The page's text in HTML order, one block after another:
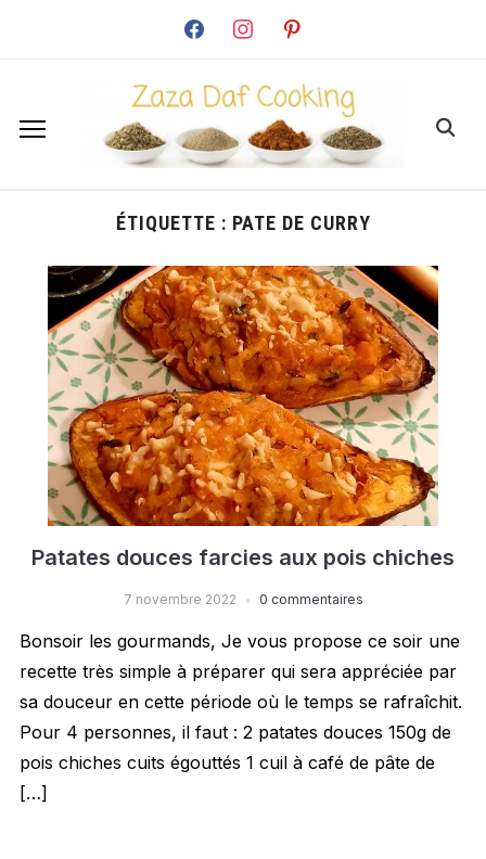
facebook instagrampinterest
ÉTIQUETTE : PATE DE CURRY
Patates douces farcies aux pois chiches
7 novembre 2022 0 commentaires
Bonsoir les gourmands, Je vous propose ce soir une
recette très simple à préparer qui sera appréciée par
sa douceur en cette période où le temps se rafraîchit.
Pour 4 personnes, il faut : 2 patates douces 150g de
pois chiches cuits égouttés 1 cuil à café de pâte de
[…]